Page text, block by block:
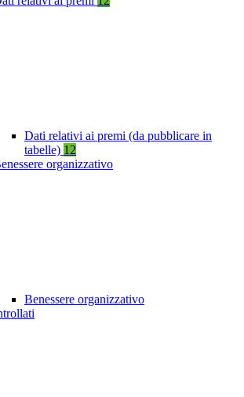
Dati relativi ai premi (da pubblicare in
tabelle) 12
organizzativo
Benessere organizzativo